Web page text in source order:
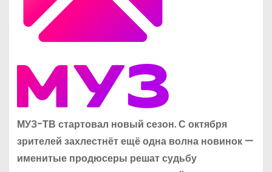
МУЗ-ТВ стартовал новый сезон. С октября
зрителей захлестнёт ещё одна волна новинок —
именитые продюсеры решат судьбу